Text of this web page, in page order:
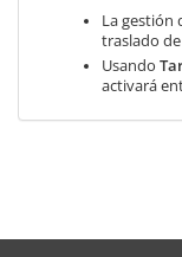
La gestión
traslado
Usando
activará